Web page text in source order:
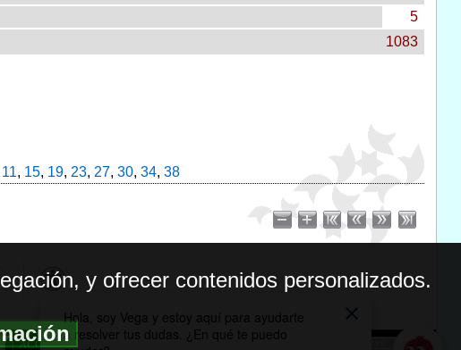
5
1083
11, 15, 19, 23, 27, 30, 34, 38
|ACCESIBILIDAD
y ofrecer contenidos personalizados.